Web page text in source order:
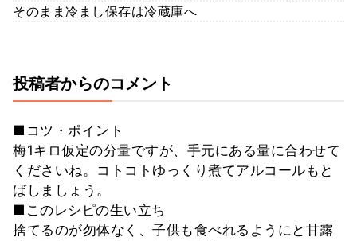
そのまま冷まし保存は冷蔵庫へ
投稿者からのコメント
■コツ・ポイント
梅1キロ仮定の分量ですが、手元にある量に合わせて
くださいね。コトコトゆっくり煮てアルコールもと
ばしましょう。
■このレシピの生い立ち
捨てるのが勿体なく、子供も食べれるようにと甘露